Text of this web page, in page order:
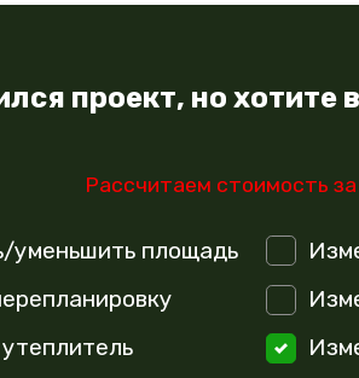
проект, но хотите
Рассчитаем стоимость за
уменьшить площадь